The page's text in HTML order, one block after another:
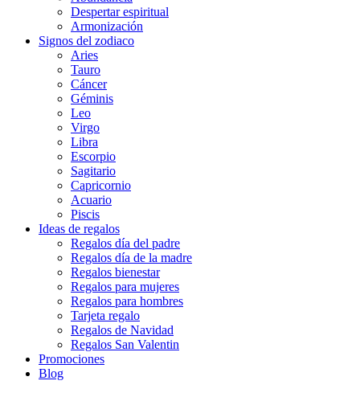
Despertar espiritual
Armonización
Signos del zodiaco
Aries
Tauro
Cáncer
Géminis
Leo
Virgo
Libra
Escorpio
Sagitario
Capricornio
Acuario
Piscis
Ideas de regalos
Regalos día del padre
Regalos día de la madre
Regalos bienestar
Regalos para mujeres
Regalos para hombres
Tarjeta regalo
Regalos de Navidad
Regalos San Valentin
Promociones
Blog